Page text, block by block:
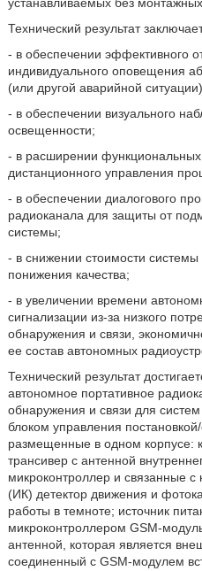
Технический результат
- в обеспечении эффективного
индивидуального оповещения
(или другой аварийной
- в обеспечении визуального
освещенности;
- в расширении функциональных
дистанционного управления
- в обеспечении диалогового
радиоканала для защиты от
системы;
- в снижении стоимости
понижения качества;
- в увеличении времени
сигнализации из-за низкого
обнаружения и связи,
ее состав автономных
Технический результат
автономное портативное
обнаружения и связи для
блоком управления
размещенные в одном
трансивер с антенной
микроконтроллер и связанные
(ИК) детектор движения и
работы в темноте; источник
микроконтроллером GSM-
антенной, которая является
соединенный с GSM-модулем